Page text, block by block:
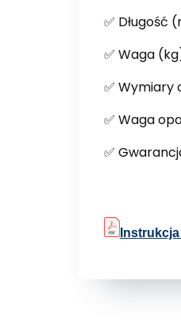
✅ Długość
✅ Waga
✅ Wymiary
✅ Waga
✅